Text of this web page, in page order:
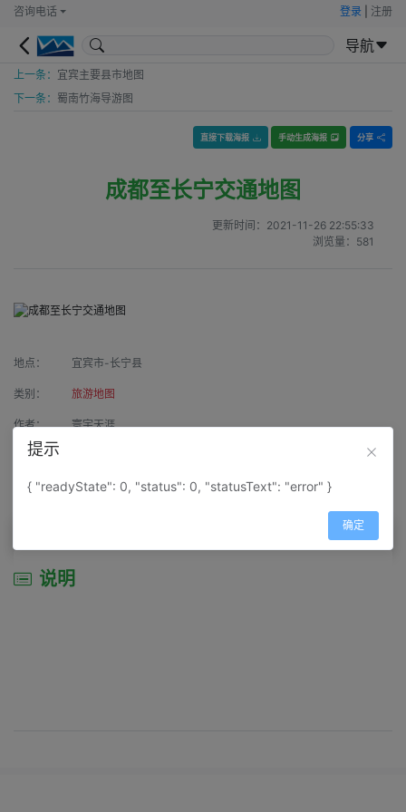
咨询电话 登录 注册
导航
上一条： 宜宾主要县市地图
下一条： 蜀南竹海导游图
直接下载海报 手动生成海报 分享
成都至长宁交通地图
更新时间： 2021-11-26 22:55:33
浏览量： 581
地点： 宜宾市-长宁县
类别： 旅游地图
作者： 寰宇天涯
来源：
属性： 地图属性： 地图类型-交通线路图
说明
提示
{ "readyState": 0, "status": 0, "statusText": "error" }
确定